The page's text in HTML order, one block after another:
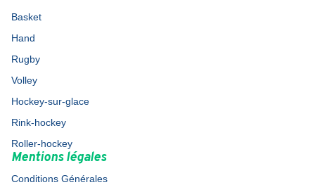
Basket
Hand
Rugby
Volley
Hockey-sur-glace
Rink-hockey
Roller-hockey
Mentions légales
Conditions Générales